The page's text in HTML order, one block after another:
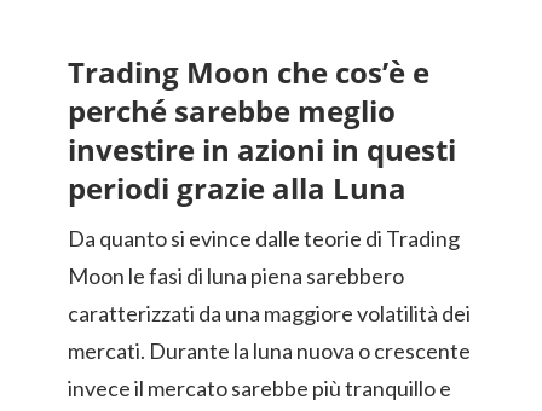
Trading Moon che cos’è e
perché sarebbe meglio
investire in azioni in questi
periodi grazie alla Luna
Da quanto si evince dalle teorie di Trading
Moon le fasi di luna piena sarebbero
caratterizzati da una maggiore volatilità dei
mercati. Durante la luna nuova o crescente
invece il mercato sarebbe più tranquillo e